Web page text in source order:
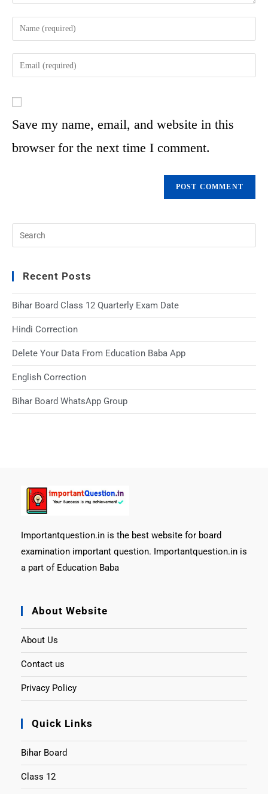
Save my name, email, and website in this
browser for the next time I comment.
Recent Posts
Bihar Board Class 12 Quarterly Exam Date
Hindi Correction
Delete Your Data From Education Baba App
English Correction
Bihar Board WhatsApp Group
Importantquestion.in is the best website for board
examination important question. Importantquestion.in is
a part of Education Baba
About Website
About Us
Contact us
Privacy Policy
Quick Links
Bihar Board
Class 12